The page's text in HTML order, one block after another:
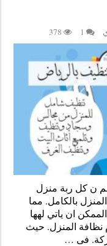
1
378
ن كل ربة منزل
بالكامل. مما
ان ياتي لهها
المنزل. حيث
فى …